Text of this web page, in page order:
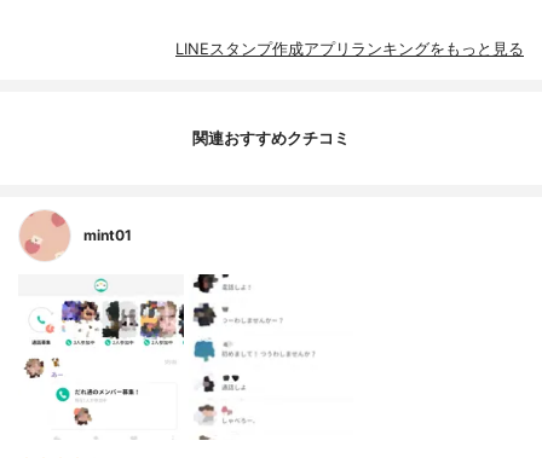
LINEスタンプ作成アプリランキングをもっと見る
関連おすすめクチコミ
mint01